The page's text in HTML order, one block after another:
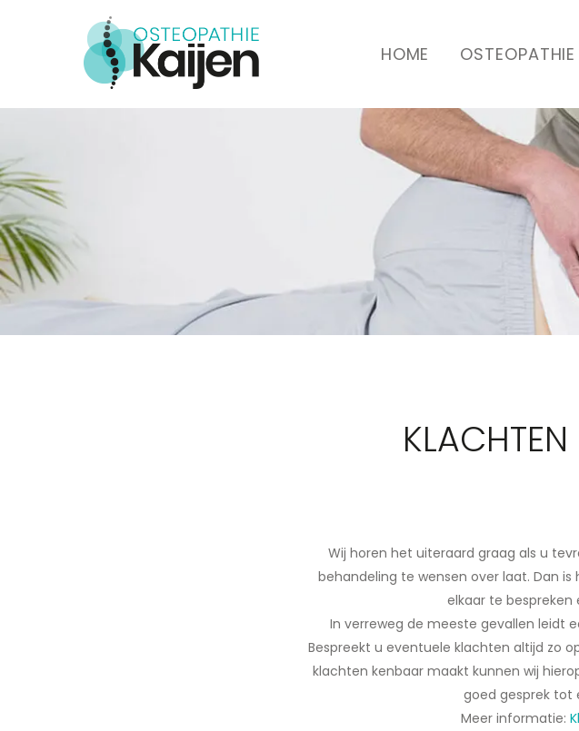
Osteopathie Kaijen
HOME OSTEOPATHIE
Wij horen het uiteraard graag als u
behandeling te wensen over laat. Dan
elkaar te
In verreweg de meeste gevallen leidt
Bespreekt u eventuele klachten altijd zo
klachten kenbaar maakt kunnen wij
goed gesprek tot
Meer informatie: